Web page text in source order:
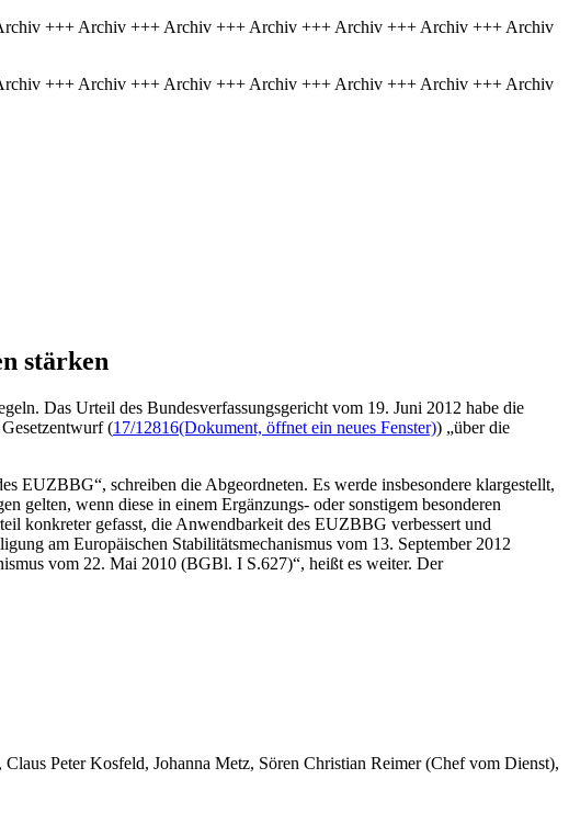
+++ Archiv +++ Archiv +++ Archiv +++ Archiv +++ Archiv +++ Archiv
+++ Archiv +++ Archiv +++ Archiv +++ Archiv +++ Archiv +++ Archiv
stärken
Das Urteil des Bundesverfassungsgericht vom 19. Juni 2012 habe die
(17/12816(Dokument, öffnet ein neues Fenster)) „über die
EUZBBG“, schreiben die Abgeordneten. Es werde insbesondere klargestellt,
gelten, wenn diese in einem Ergänzungs- oder sonstigem besonderen
konkreter gefasst, die Anwendbarkeit des EUZBBG verbessert und
am Europäischen Stabilitätsmechanismus vom 13. September 2012
vom 22. Mai 2010 (BGBl. I S.627)“, heißt es weiter. Der
Claus Peter Kosfeld, Johanna Metz, Sören Christian Reimer (Chef vom Dienst),